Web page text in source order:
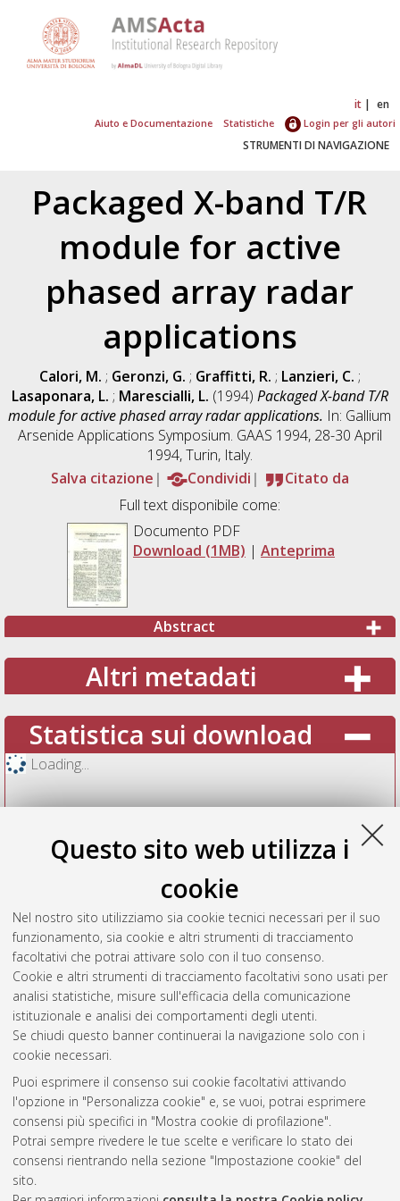
Questo sito web utilizza i
cookie
Nel nostro sito utilizziamo sia cookie tecnici necessari per il suo
funzionamento, sia cookie e altri strumenti di tracciamento
facoltativi che potrai attivare solo con il tuo consenso.
Cookie e altri strumenti di tracciamento facoltativi sono usati per
analisi statistiche, misure sull'efficacia della comunicazione
istituzionale e analisi dei comportamenti degli utenti.
Se chiudi questo banner continuerai la navigazione solo con i
cookie necessari.
Puoi esprimere il consenso sui cookie facoltativi attivando
l'opzione in "Personalizza cookie" e, se vuoi, potrai esprimere
consensi più specifici in "Mostra cookie di profilazione".
Potrai sempre rivedere le tue scelte e verificare lo stato dei
consensi rientrando nella sezione "Impostazione cookie" del
sito.
it en
Aiuto e Documentazione Statistiche Login per gli autori
STRUMENTI DI NAVIGAZIONE
Packaged X-band T/R
module for active
phased array radar
applications
Calori, M. ; Geronzi, G. ; Graffitti, R. ; Lanzieri, C. ;
Lasaponara, L. ; Marescialli, L. (1994) Packaged X-band T/R
module for active phased array radar applications. In: Gallium
Arsenide Applications Symposium. GAAS 1994, 28-30 April
1994, Turin, Italy.
Salva citazione
Condividi
Citato da
Full text disponibile come:
Documento PDF
Download (1MB) | Anteprima
Abstract
Altri metadati
Statistica sui download
Loading...
Vedi altre statistiche
Gestione del documento:
Atom
Rss
AMS Acta
ISSN: 2038-7954
re3data.org -
doi.org/10.17616/R3P19R
Servizio implementato e